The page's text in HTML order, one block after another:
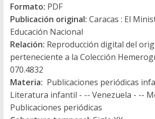
Formato: PDF
Publicación original: Caracas : El
Educación Nacional
Relación: Reproducción digital del
perteneciente a la Colección
070.4832
Materia: Publicaciones periódicas
Literatura infantil - -- Venezuela - --
Publicaciones periódicas